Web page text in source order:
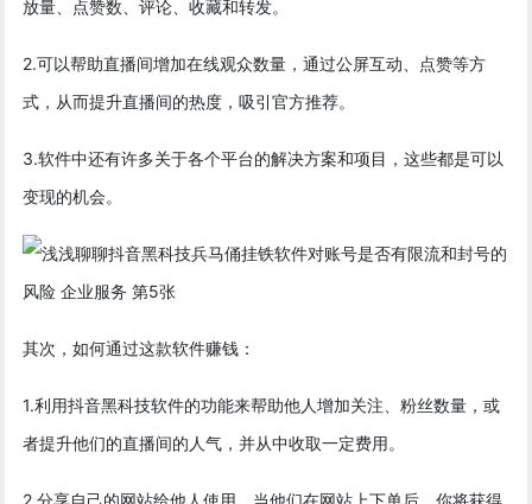
放量、点赞数、评论、收藏和转发。
2.可以帮助直播间增加在线观众数量，通过公屏互动、点赞等方
式，从而提升直播间的热度，吸引官方推荐。
3.软件中还有许多关于各个平台的解决方案和项目，这些都是可以
变现的机会。
其次，如何通过这款软件赚钱：
1.利用抖音黑科技软件的功能来帮助他人增加关注、粉丝数量，或
者提升他们的直播间的人气，并从中收取一定费用。